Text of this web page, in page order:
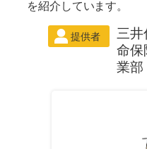
を紹介しています。
三井
命
業部